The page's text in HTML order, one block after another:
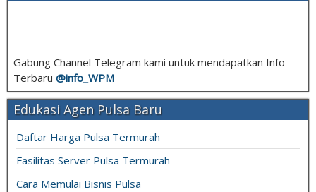
Gabung Channel Telegram kami untuk mendapatkan Info
Terbaru @info_ WPM
Edukasi Agen Pulsa Baru
Daftar Harga Pulsa Termurah
Fasilitas Server Pulsa Termurah
Cara Memulai Bisnis Pulsa